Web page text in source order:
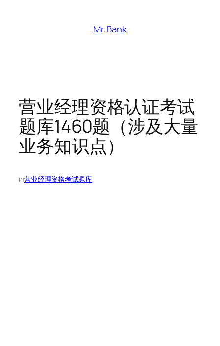
Mr. Bank
营业经理资格认证考试
题库1460题（涉及大量
业务知识点）
in营业经理资格考试题库